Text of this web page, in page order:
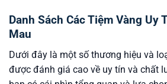
Danh Sách Các Tiệm Vàng Uy
Mau
Dưới đây là một số thương hiệu và
được đánh giá cao về uy tín và chất